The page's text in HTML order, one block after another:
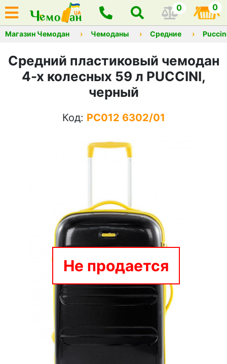
0 0
Магазин Чемодан Чемоданы Средние
Средний пластиковый чемодан
4-х колесных 59 л PUCCINI,
черный
Код: PC012 6302/01
Не продается